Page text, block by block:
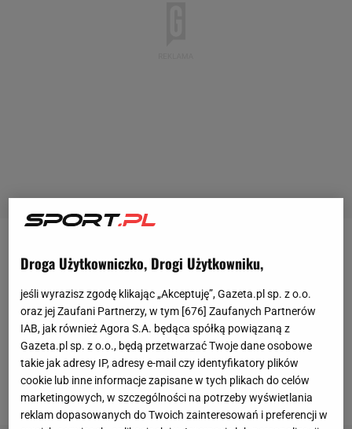
Ricciardo (zbyt duży przepływ paliwa w bolidzie
podczas GP Australii)Mercedes miał żądać odFIA
wykluczenia "Byków" z trzech wyścigów. Sąd nie
przychylił się do tej sugestii, Australijczykowi
odebrano "tylko" 18 punktów za drugie miejsce w
Australii.
Droga Użytkowniczko, Drogi Użytkowniku,
jeśli wyrazisz zgodę klikając „Akceptuję”, Gazeta.pl sp. z o.o.
oraz jej Zaufani Partnerzy, w tym [676] Zaufanych Partnerów
IAB, jak również Agora S.A. będąca spółką powiązaną z
Gazeta.pl sp. z o.o., będą przetwarzać Twoje dane osobowe
takie jak adresy IP, adresy e-mail czy identyfikatory plików
cookie lub inne informacje zapisane w tych plikach do celów
marketingowych, w szczególności na potrzeby wyświetlania
reklam dopasowanych do Twoich zainteresowań i preferencji w